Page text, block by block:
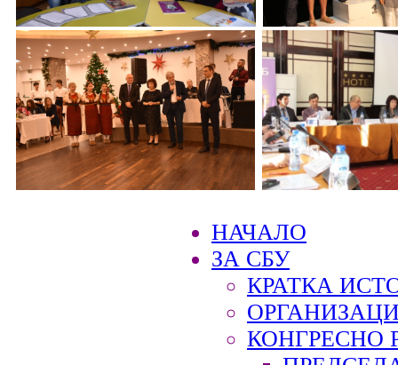
НАЧАЛО
ЗА СБУ
КРАТКА
КОНГРЕСНО